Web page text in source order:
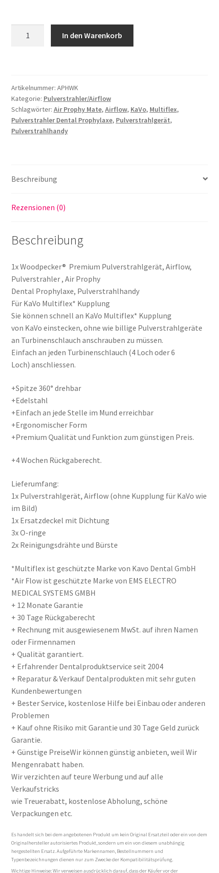
für
KaVo
Multiflex
Kupplung
In den Warenkorb
Artikelnummer: APHWK
Kategorie: Pulverstrahler/Airflow
Schlagwörter: Air Prophy Mate, Airflow, KaVo, Multiflex,
Pulverstrahler Dental Prophylaxe, Pulverstrahlgerät,
Pulverstrahlhandy
Beschreibung
Rezensionen (0)
Beschreibung
1x Woodpecker® Premium Pulverstrahlgerät, Airflow,
Pulverstrahler , Air Prophy
Dental Prophylaxe, Pulverstrahlhandy
Für KaVo Multiflex* Kupplung
Sie können schnell an KaVo Multiflex* Kupplung
von KaVo einstecken, ohne wie billige Pulverstrahlgeräte
an Turbinenschlauch anschrauben zu müssen.
Einfach an jeden Turbinenschlauch (4 Loch oder 6
Loch) anschliessen.
+Spitze 360° drehbar
+Edelstahl
+Einfach an jede Stelle im Mund erreichbar
+Ergonomischer Form
+Premium Qualität und Funktion zum günstigen Preis.
+4 Wochen Rückgaberecht.
Lieferumfang:
1x Pulverstrahlgerät, Airflow (ohne Kupplung für KaVo wie
im Bild)
1x Ersatzdeckel mit Dichtung
3x O-ringe
2x Reinigungsdrähte und Bürste
*Multiflex ist geschützte Marke von Kavo Dental GmbH
*Air Flow ist geschützte Marke von EMS ELECTRO
MEDICAL SYSTEMS GMBH
+ 12 Monate Garantie
+ 30 Tage Rückgaberecht
+ Rechnung mit ausgewiesenem MwSt. auf ihren Namen
oder Firmennamen
+ Qualität garantiert.
+ Erfahrender Dentalproduktservice seit 2004
+ Reparatur & Verkauf Dentalprodukten mit sehr guten
Kundenbewertungen
+ Bester Service, kostenlose Hilfe bei Einbau oder anderen
Problemen
+ Kauf ohne Risiko mit Garantie und 30 Tage Geld zurück
Garantie.
+ Günstige PreiseWir können günstig anbieten, weil Wir
Mengenrabatt haben.
Wir verzichten auf teure Werbung und auf alle
Verkaufstricks
wie Treuerabatt, kostenlose Abholung, schöne
Verpackungen etc.
Es handelt sich bei dem angebotenen Produkt um kein Original Ersatzteil oder ein von dem
Originalhersteller autorisiertes Produkt, sondern um ein von diesem unabhängig
hergestellten Ersatz. Aufgeführte Markennamen, Bestellnummern und
Typenbezeichnungen dienen nur zum Zwecke der Kompatibilitätsprüfung.
Wichtige Hinweise: Wir verweisen ausdrücklich darauf, dass der Käufer vor der